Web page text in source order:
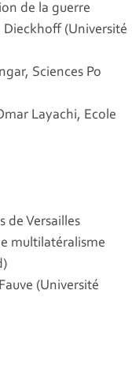
de la guerre
(Université
Sciences Po
Layachi, Ecole
de Versailles
multilatéralisme
(Université